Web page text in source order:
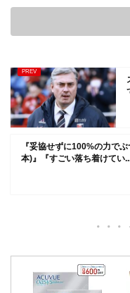
『妥協せずに100%の力で
本)』『すごい落ち着けてい